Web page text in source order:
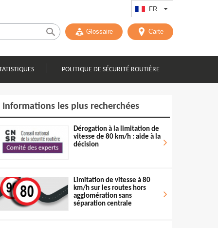
FR Lister les actions
Glossaire Carte
POLITIQUE DE SÉCURITÉ ROUTIÈRE
Informations les plus recherchées
Dérogation à la limitation de
vitesse de 80 km/h : aide à la
décision
Limitation de vitesse à 80
km/h sur les routes hors
agglomération sans
séparation centrale